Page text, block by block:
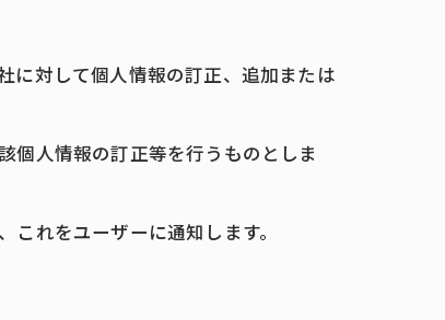
に対して個人情報の訂正、追加または
個人情報の訂正等を行うものとしま
れをユーザーに通知します。